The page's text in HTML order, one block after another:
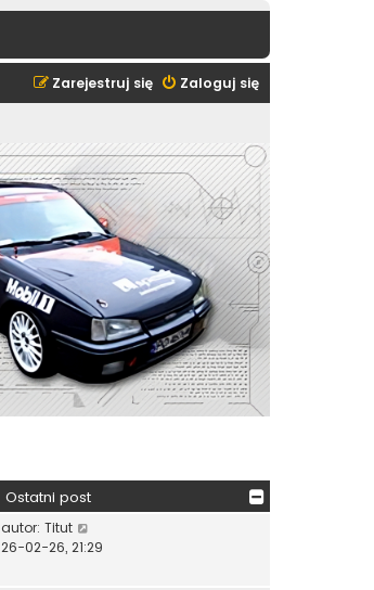
Zaloguj się
Zarejestruj się
Ostatni post
autor: Titut
y
26-02-26, 21:29